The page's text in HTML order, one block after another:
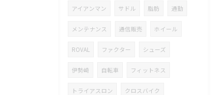
アイアンマン サドル 脂肪 通勤
メンテナンス 通信販売 ホイール
ROVAL ファクター シューズ
伊勢崎 自転車 フィットネス
トライアスロン クロスバイク